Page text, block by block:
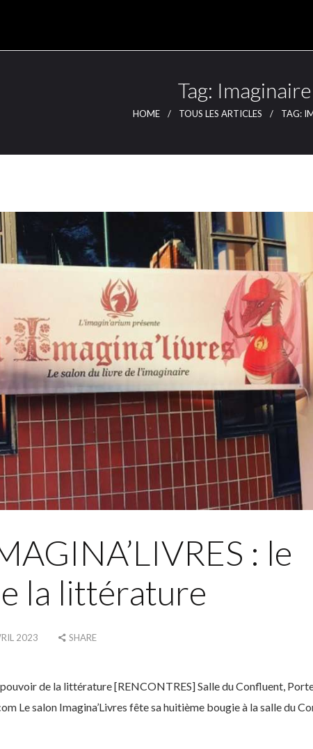
Tag: Imaginaire
HOME TOUS LES ARTICLES TAG:
CLUTCH
Nos éditions
Magazine
Articles
Lieux
: le
la littérature
2023 SHARE
de la littérature [RENCONTRES] Salle du Confluent,
Le salon Imagina’Livres fête sa huitième bougie à la salle du